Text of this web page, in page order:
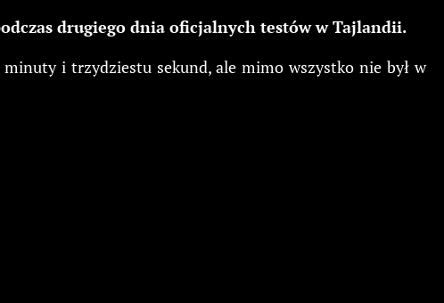
drugiego dnia oficjalnych testów w Tajlandii.
i trzydziestu sekund, ale mimo wszystko nie był w